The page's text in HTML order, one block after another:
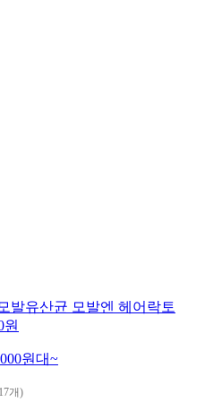
발유산균 모발엔 헤어락토
원
원대~
개)